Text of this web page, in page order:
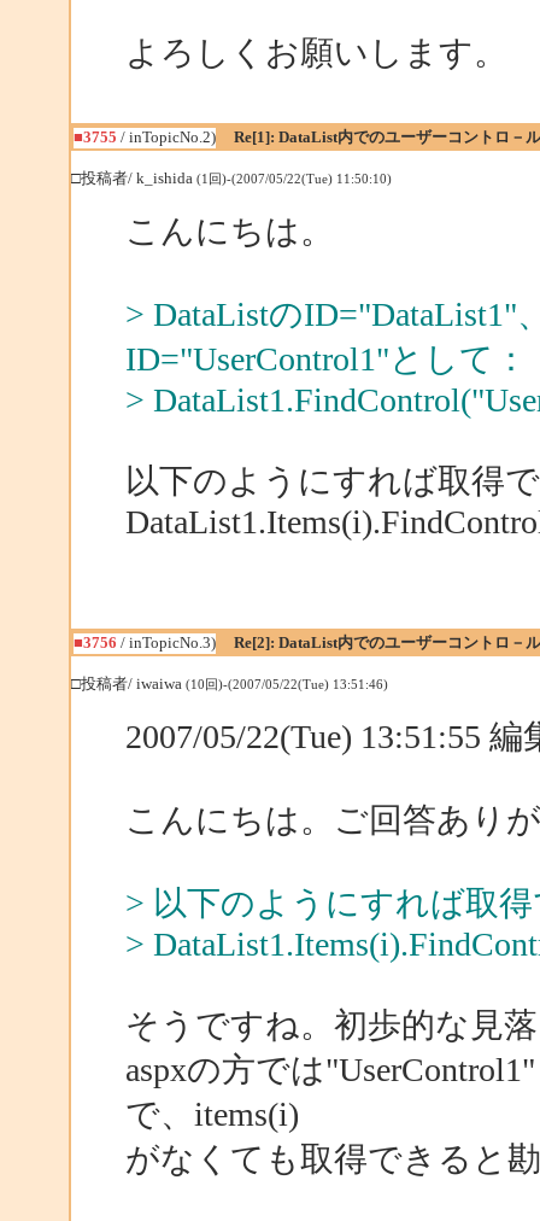
よろしくお願いします。
■3755 / inTopicNo.2) Re[1]: DataList内でのユーザーコントロ－
□投稿者/ k_ishida (1回)-(2007/05/22(Tue) 11:50:10)
こんにちは。
> DataListの
ID="UserControl1"として：
>
以下のようにすれば取得
■3756 / inTopicNo.3) Re[2]: DataList内でのユーザーコントロ－
□投稿者/ iwaiwa (10回)-(2007/05/22(Tue) 13:51:46)
2007/05/22(Tue) 13:51:55
こんにちは。ご回答あり
> 以下のようにすれば取
>
そうですね。初歩的な見
aspxの方では
で、items(i)
がなくても取得できると